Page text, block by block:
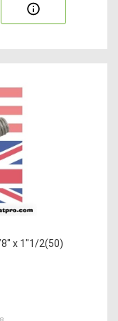
x 1"1/2(50)